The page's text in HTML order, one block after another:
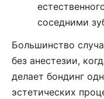
соседними
Большинство
без анестезии,
делает бондинг
эстетических